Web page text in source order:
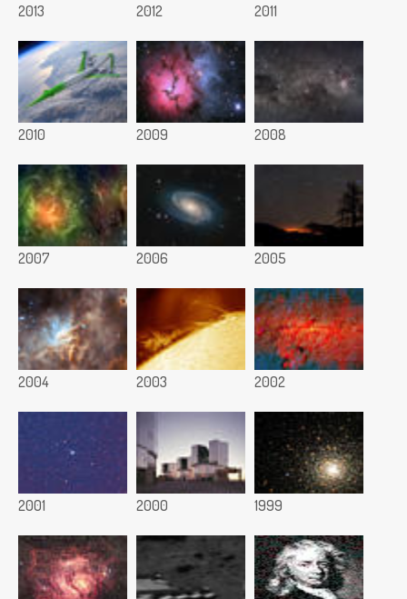
2013 2012 2011
2010 2009 2008
2007 2006 2005
2004 2003 2002
2001 2000 1999